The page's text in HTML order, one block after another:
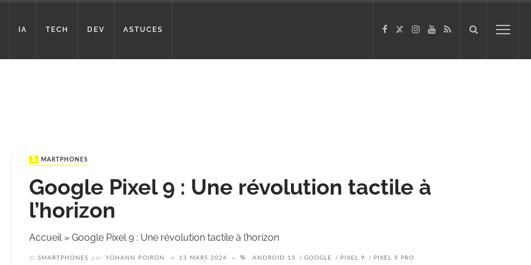
IA TECH DEV ASTUCES
SMARTPHONES
Google Pixel 9 : Une révolution tactile à
l’horizon
Accueil» Google Pixel 9 : Une révolution tactile à l’horizon
SMARTPHONES par YOHANN POIRON le 13 MARS 2024 ANDROID 15 GOOGLE PIXEL 9 PIXEL 9 PRO